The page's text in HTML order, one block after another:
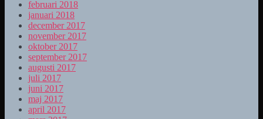
februari 2018
januari 2018
december 2017
november 2017
oktober 2017
september 2017
augusti 2017
juli 2017
juni 2017
maj 2017
april 2017